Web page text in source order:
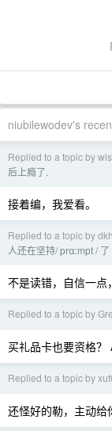
niubilewodev's
Replied to a topic by
后上瘾了.
接着编，我爱看。
Replied to a topic by
人还在坚持/ prɑːmpt / 了
不是读错，自信一点
Replied to a topic by
买礼品卡也要资格？
Replied to a topic by
还怪好的勒，主动给